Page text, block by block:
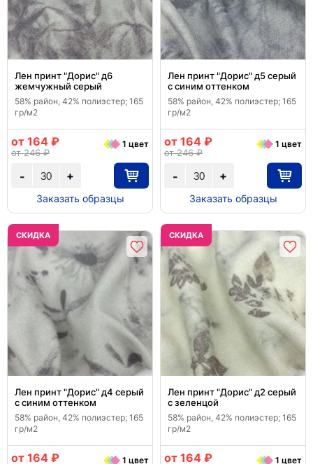
Лен принт "Дорис" д6
жемчужный серый
58% район, 42% полиэстер; 165
гр/м2
+
-
от 164 ₽
от 246 ₽
1 цвет
Заказать образцы
Лен принт "Дорис" д5 серый
с синим оттенком
58% район, 42% полиэстер; 165
гр/м2
+
-
от 164 ₽
от 246 ₽
1 цвет
Заказать образцы
CКИДКА
Лен принт "Дорис" д4 серый
с синим оттенком
58% район, 42% полиэстер; 165
гр/м2
от 164 ₽ 1 цвет
CКИДКА
Лен принт "Дорис" д2 серый
с зеленцой
58% район, 42% полиэстер; 165
гр/м2
от 164 ₽ 1 цвет